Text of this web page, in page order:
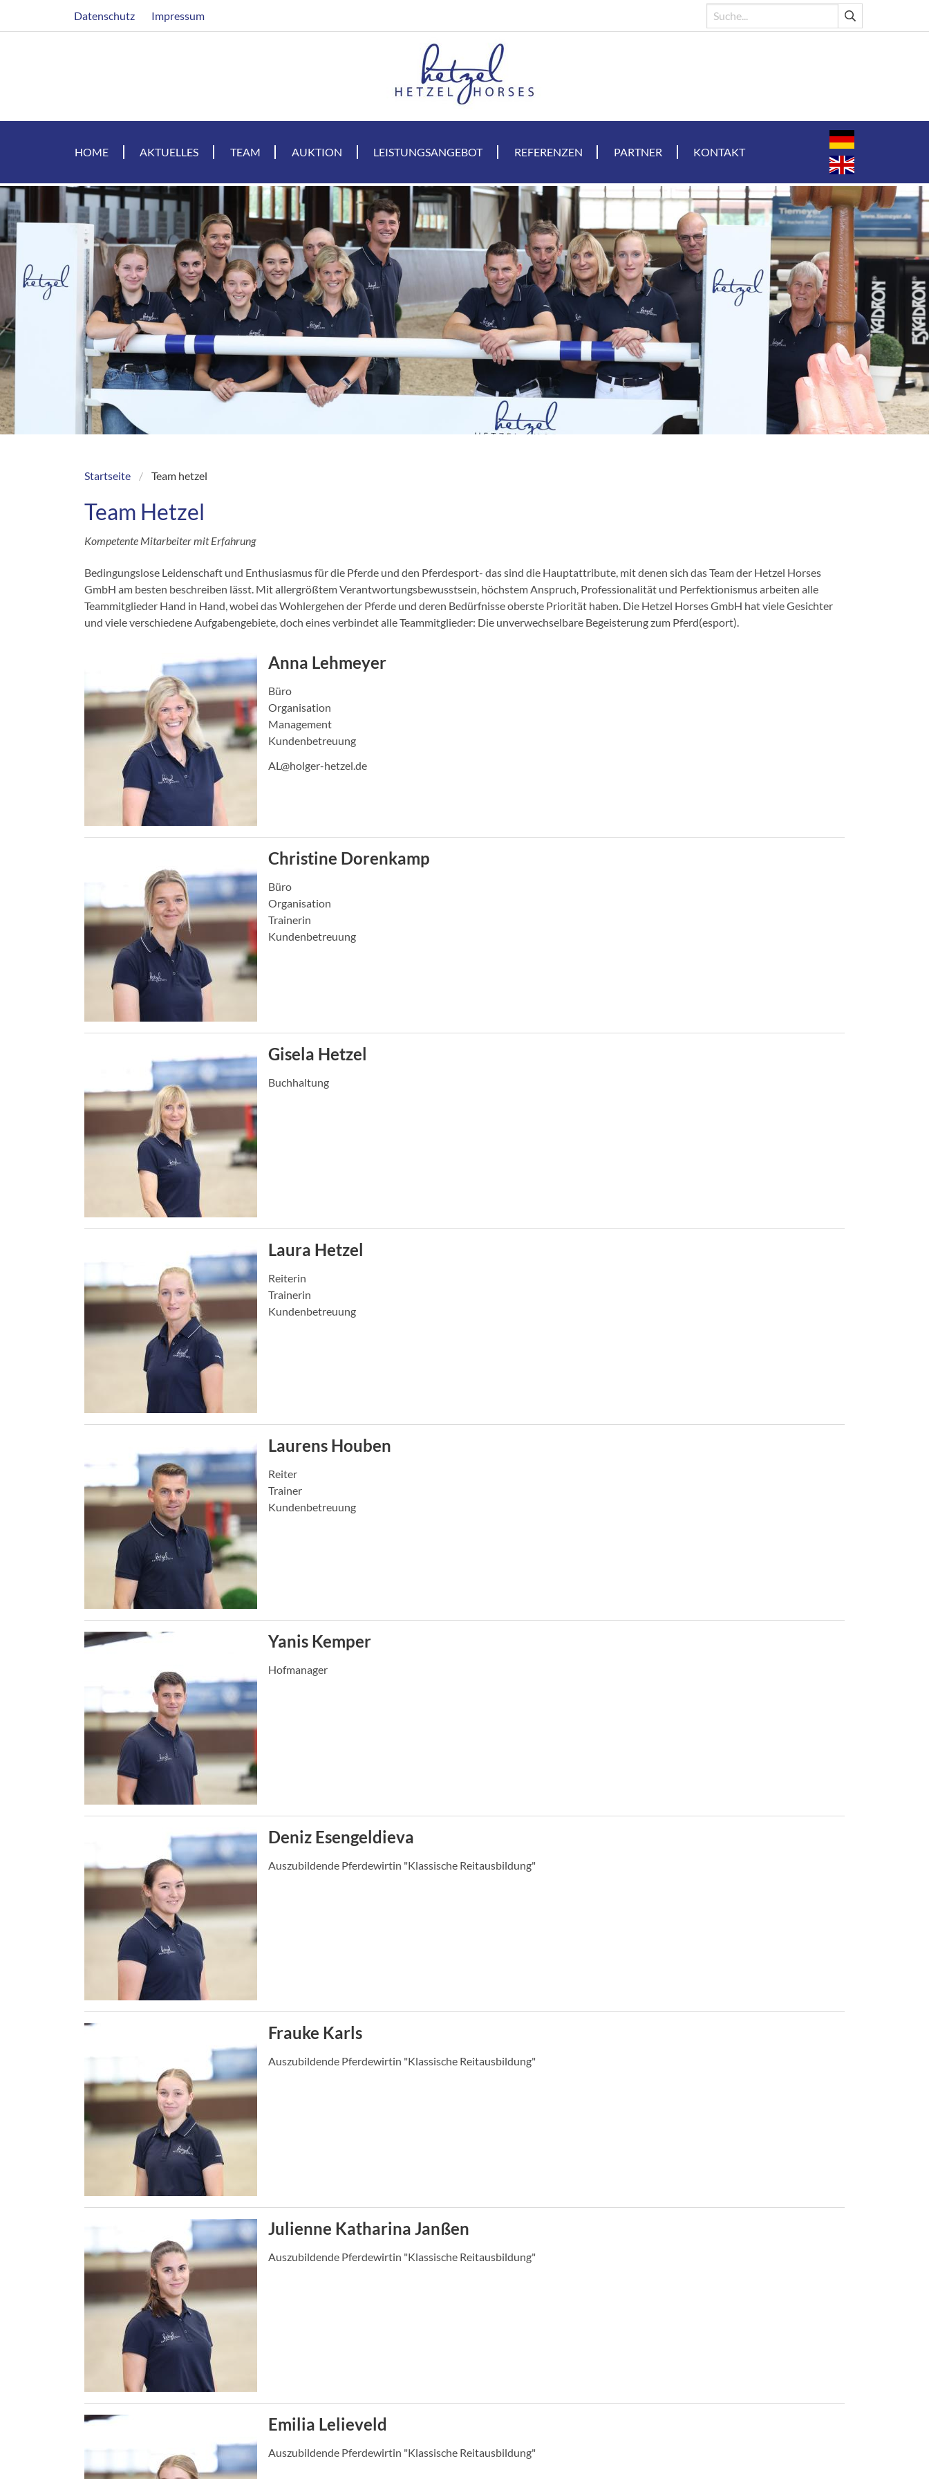
Datenschutz Impressum
HOME AKTUELLES TEAM AUKTION LEISTUNGSANGEBOT REFERENZEN PARTNER KONTAKT
Breadcrumb
Startseite Team hetzel
Team Hetzel
Kompetente Mitarbeiter mit Erfahrung
Bedingungslose Leidenschaft und Enthusiasmus für die Pferde und den Pferdesport- das sind die Hauptattribute, mit denen sich das Team der Hetzel Horses
GmbH am besten beschreiben lässt. Mit allergrößtem Verantwortungsbewusstsein, höchstem Anspruch, Professionalität und Perfektionismus arbeiten alle
Teammitglieder Hand in Hand, wobei das Wohlergehen der Pferde und deren Bedürfnisse oberste Priorität haben. Die Hetzel Horses GmbH hat viele Gesichter
und viele verschiedene Aufgabengebiete, doch eines verbindet alle Teammitglieder: Die unverwechselbare Begeisterung zum Pferd(esport).
Anna Lehmeyer
Büro
Organisation
Management
Kundenbetreuung
AL@holger-hetzel.de
Christine Dorenkamp
Büro
Organisation
Trainerin
Kundenbetreuung
Gisela Hetzel
Buchhaltung
Laura Hetzel
Reiterin
Trainerin
Kundenbetreuung
Laurens Houben
Reiter
Trainer
Kundenbetreuung
Yanis Kemper
Hofmanager
Deniz Esengeldieva
Auszubildende Pferdewirtin "Klassische Reitausbildung"
Frauke Karls
Auszubildende Pferdewirtin "Klassische Reitausbildung"
Julienne Katharina Janßen
Auszubildende Pferdewirtin "Klassische Reitausbildung"
Emilia Lelieveld
Auszubildende Pferdewirtin "Klassische Reitausbildung"